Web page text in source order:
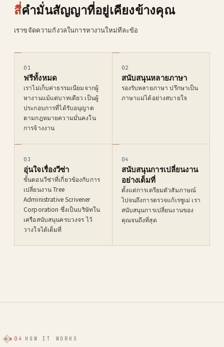
สี่คำมั่นสัญญาที่อยู่เคียงข้างคุณ
เราขจัดความกังวลในการหางานใหม่ทีละข้อ
01
ฟรีทั้งหมด
เราไม่เก็บค่าธรรมเนียมจากผู้
หางานแม้แต่บาทเดียว เป็นผู้
ประกอบการที่ได้รับอนุญาต
ตามกฎหมายความมั่นคงใน
การจ้างงาน
02
สนับสนุนหลายภาษา
รองรับหลายภาษา ปรึกษาเป็น
ภาษาแม่ได้อย่างสบายใจ
03
อุ่นใจเรื่องวีซ่า
ขั้นตอนวีซ่าที่เกี่ยวข้องกับการ
เปลี่ยนงาน Tree
Administrative Scrivener
Corporation ซึ่งเป็นบริษัทใน
เครือสนับสนุนครบวงจร ไว้
วางใจได้เต็มที่
04
สนับสนุนการเปลี่ยนงาน
อย่างเต็มที่
ตั้งแต่การเตรียมตัวสัมภาษณ์
ไปจนถึงการตรวจแก้เรซูเม่ เรา
สนับสนุนการเปลี่ยนงานของ
คุณจนถึงที่สุด
04 HOW IT WORKS